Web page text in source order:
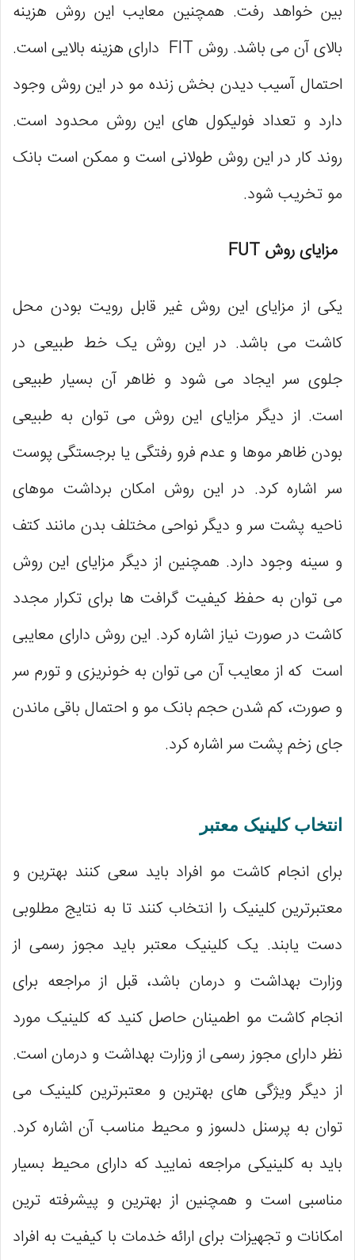
بین خواهد رفت. همچنین معایب این روش هزینه
بالای آن می ‌باشد. روش FIT دارای هزینه بالایی است.
احتمال آسیب دیدن بخش زنده مو در این روش وجود
دارد و تعداد فولیکول ‌های این روش محدود است.
روند کار در این روش طولانی است و ممکن است بانک
مو تخریب شود.
مزایای روش FUT
یکی از مزایای این روش غیر قابل رویت بودن محل
کاشت می ‌باشد. در این روش یک خط طبیعی در
جلوی سر ایجاد می‌ شود و ظاهر آن بسیار طبیعی
است. از دیگر مزایای این روش می‌ توان به طبیعی
بودن ظاهر موها و عدم فرو رفتگی یا برجستگی پوست
سر اشاره کرد. در این روش امکان برداشت موهای
ناحیه پشت سر و دیگر نواحی مختلف بدن مانند کتف
و سینه وجود دارد. همچنین از دیگر مزایای این روش
می ‌توان به حفظ کیفیت گرافت ‌ها برای تکرار مجدد
کاشت در صورت نیاز اشاره کرد. این روش دارای معایبی
است که از معایب آن می‌ توان به خونریزی و تورم سر
و صورت، کم شدن حجم بانک مو و احتمال باقی ماندن
جای زخم پشت سر اشاره کرد.
انتخاب کلینیک معتبر
برای انجام کاشت مو افراد باید سعی کنند بهترین و
معتبرترین کلینیک را انتخاب کنند تا به نتایج مطلوبی
دست یابند. یک کلینیک معتبر باید مجوز رسمی از
وزارت بهداشت و درمان باشد، قبل از مراجعه برای
انجام کاشت مو اطمینان حاصل کنید که کلینیک مورد
نظر دارای مجوز رسمی از وزارت بهداشت و درمان است.
از دیگر ویژگی ‌های بهترین و معتبرترین کلینیک می
‌توان به پرسنل دلسوز و محیط مناسب آن اشاره کرد.
باید به کلینیکی مراجعه نمایید که دارای محیط بسیار
مناسبی است و همچنین از بهترین و پیشرفته ‌ترین
امکانات و تجهیزات برای ارائه خدمات با کیفیت به افراد